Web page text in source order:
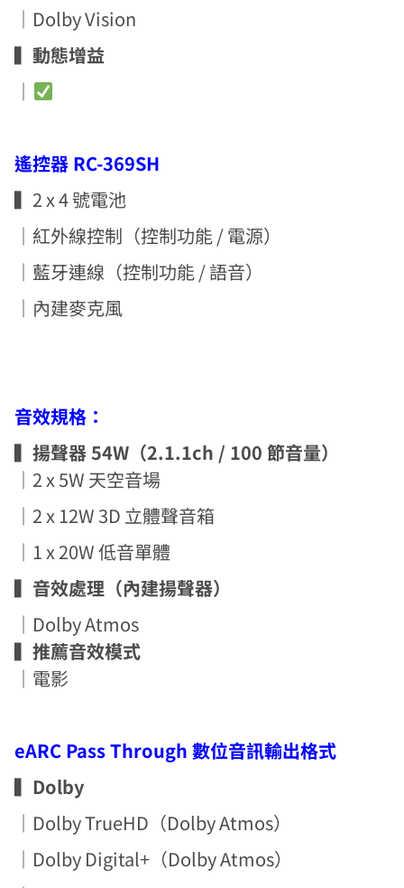
｜Dolby Vision
▍動態增益
｜
遙控器 RC-369SH
▍2 x 4 號電池
｜紅外線控制（控制功能 / 電源）
｜藍牙連線（控制功能 / 語音）
｜內建麥克風
音效規格：
▍揚聲器 54W（2.1.1ch / 100 節音量）
｜2 x 5W 天空音場
｜2 x 12W 3D 立體聲音箱
｜1 x 20W 低音單體
▍音效處理（內建揚聲器）
｜Dolby Atmos
▍推薦音效模式
｜電影
eARC Pass Through 數位音訊輸出格式
▍ Dolby
｜Dolby TrueHD（Dolby Atmos）
｜Dolby Digital+（Dolby Atmos）